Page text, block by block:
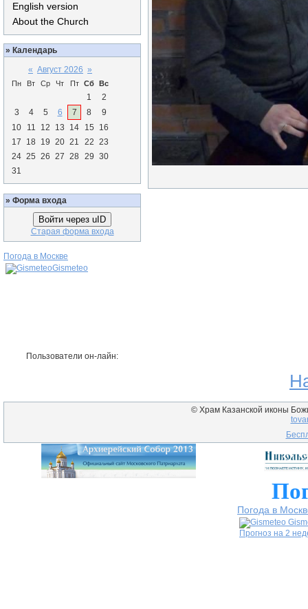
English version
About the Church
» Календарь
« Август 2026 »
Пн Вт Ср Чт Пт Сб Вс
1
2
3
4 5 6 7 8
9
10
11 12 13 14 15
16
17
18 19 20 21 22 23
24 25 26 27 28 29 30
31
» Форма входа
Войти через uID
Старая форма входа
Погода в Москве
Gismeteo
Пользователи он-лайн:
© Храм Казанской иконы
Погода в
Прогноз на 2